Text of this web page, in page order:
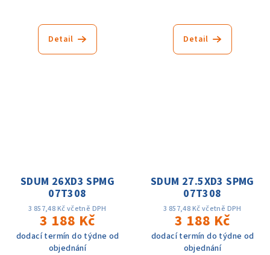
Detail Detail
SDUM 26XD3 SPMG
07T308
3 857,48 Kč včetně DPH
3 188 Kč
dodací termín do týdne od
objednání
SDUM 27.5XD3 SPMG
07T308
3 857,48 Kč včetně DPH
3 188 Kč
dodací termín do týdne od
objednání